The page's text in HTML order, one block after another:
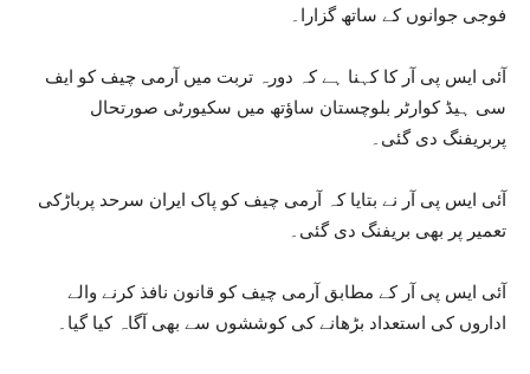
فوجی جوانوں کے ساتھ گزارا۔
آئی ایس پی آر کا کہنا ہے کہ دورہ تربت میں آرمی چیف کو ایف
سی ہیڈ کوارٹر بلوچستان ساؤتھ میں سکیورٹی صورتحال
پربریفنگ دی گئی۔
آئی ایس پی آر نے بتایا کہ آرمی چیف کو پاک ایران سرحد پرباڑکی
تعمیر پر بھی بریفنگ دی گئی۔
آئی ایس پی آر کے مطابق آرمی چیف کو قانون نافذ کرنے والے
اداروں کی استعداد بڑھانے کی کوششوں سے بھی آگاہ کیا گیا۔